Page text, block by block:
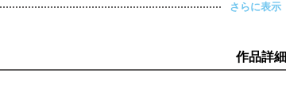
善する自律神経の整え方
さらに表示
作品詳細